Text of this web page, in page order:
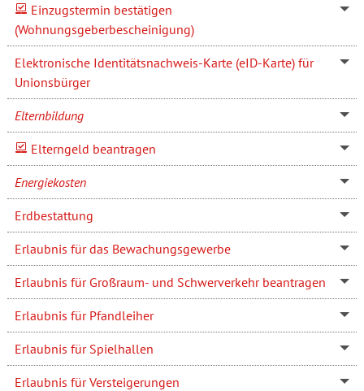
Einzugstermin bestätigen
(Wohnungsgeberbescheinigung)
Elektronische Identitätsnachweis-Karte (eID-Karte) für
Unionsbürger
Elternbildung
Elterngeld beantragen
Energiekosten
Erdbestattung
Erlaubnis für das Bewachungsgewerbe
Erlaubnis für Großraum- und Schwerverkehr beantragen
Erlaubnis für Pfandleiher
Erlaubnis für Spielhallen
Erlaubnis für Versteigerungen